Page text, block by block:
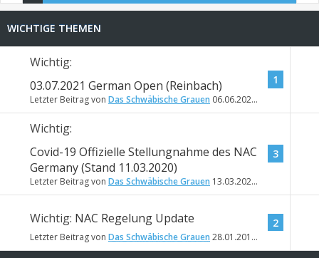
WICHTIGE THEMEN
Wichtig:
03.07.2021 German Open (Reinbach)
Letzter Beitrag von Das Schwäbische Grauen 06.06.2021
1
Wichtig:
Covid-19 Offizielle Stellungnahme des NAC
Germany (Stand 11.03.2020)
Letzter Beitrag von Das Schwäbische Grauen 13.03.2020
3
Wichtig: NAC Regelung Update
Letzter Beitrag von Das Schwäbische Grauen 28.01.2019
2